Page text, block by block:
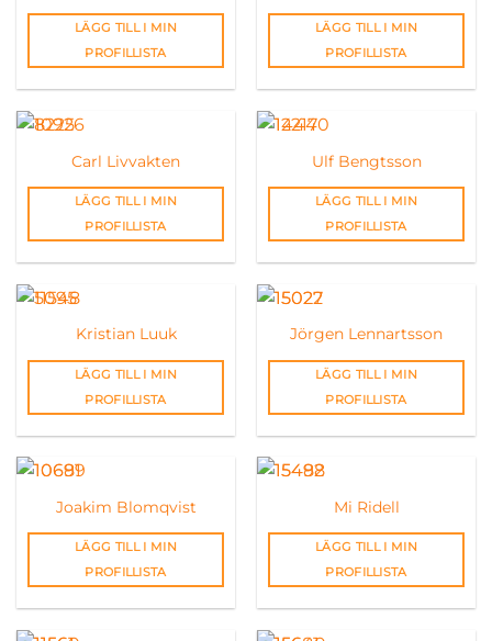
LÄGG TILL I MIN
PROFILLISTA
LÄGG TILL I MIN
PROFILLISTA
Carl Livvakten
LÄGG TILL I MIN
PROFILLISTA
Ulf Bengtsson
LÄGG TILL I MIN
PROFILLISTA
Kristian Luuk
LÄGG TILL I MIN
PROFILLISTA
Jörgen Lennartsson
LÄGG TILL I MIN
PROFILLISTA
Joakim Blomqvist
LÄGG TILL I MIN
PROFILLISTA
Mi Ridell
LÄGG TILL I MIN
PROFILLISTA